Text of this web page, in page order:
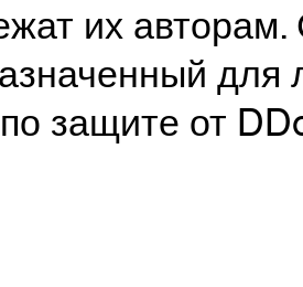
их
защите от